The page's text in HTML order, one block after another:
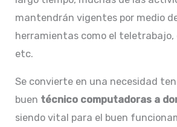
mantendrán vigentes por medio
herramientas como el teletrabajo,
etc.
Se convierte en una necesidad
buen técnico computadoras a
siendo vital para el buen